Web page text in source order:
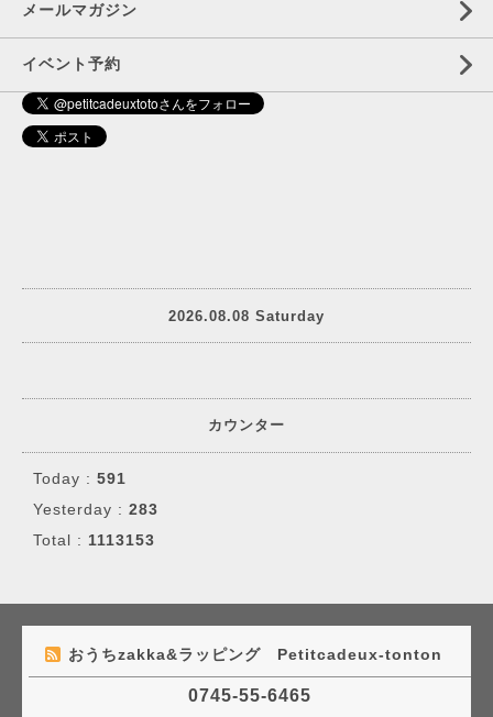
メールマガジン
イベント予約
2026.08.08 Saturday
カウンター
Today : 591
Yesterday : 283
Total : 1113153
おうちzakka&ラッピング Petitcadeux-tonton
0745-55-6465